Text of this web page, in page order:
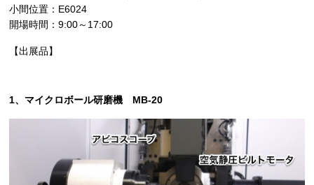
小間位置：E6024
開場時間：9:00～17:00
【出展品】
1、マイクロボール研磨機 MB-20